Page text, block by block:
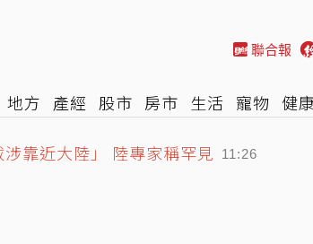
聯合報
地方 產經 股市 房市 生活 寵物 健
靠近大陸」 陸專家稱罕見 11:26